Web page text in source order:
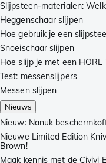
Slijpsteen-materialen:
Heggenschaar slijpen
Hoe gebruik je een
Snoeischaar slijpen
Hoe slijp je met een HORL
Test: messenslijpers
Messen slijpen
Nieuws
Nieuw: Nanuk
Nieuwe Limited Edition
Brown!
Maak kennis met de Civivi